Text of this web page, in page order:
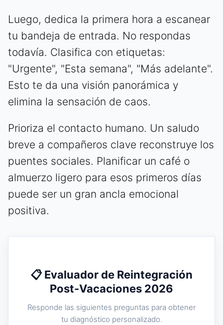
Luego, dedica la primera hora a escanear
tu bandeja de entrada. No respondas
todavía. Clasifica con etiquetas:
"Urgente", "Esta semana", "Más adelante".
Esto te da una visión panorámica y
elimina la sensación de caos.
Prioriza el contacto humano. Un saludo
breve a compañeros clave reconstruye los
puentes sociales. Planificar un café o
almuerzo ligero para esos primeros días
puede ser un gran ancla emocional
positiva.
📋 Evaluador de Reintegración
Post-Vacaciones 2026
Responde las siguientes preguntas para obtener
tu diagnóstico personalizado.